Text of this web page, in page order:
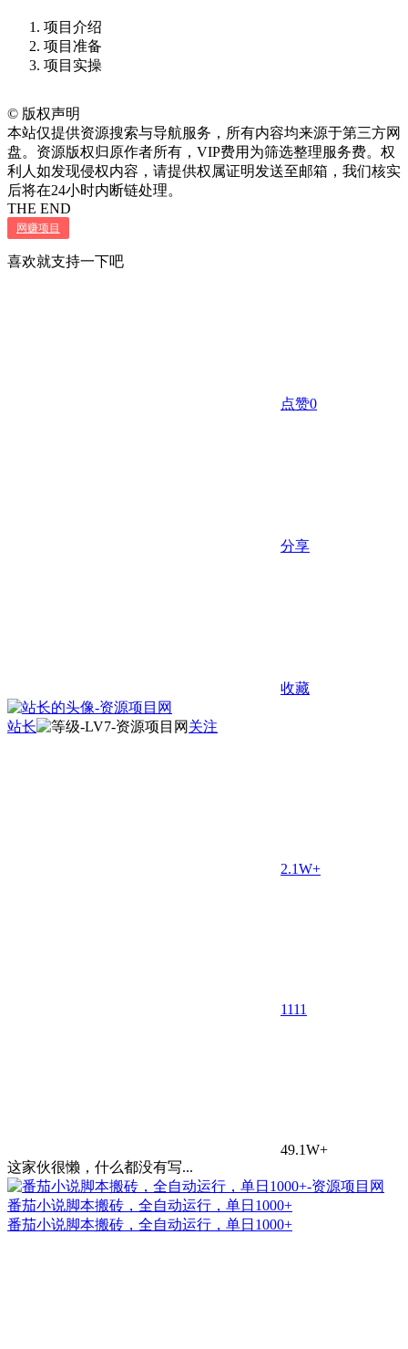
项目介绍
项目准备
项目实操
© 版权声明
本站仅提供资源搜索与导航服务，所有内容均来源于第三方网
盘。资源版权归原作者所有，VIP费用为筛选整理服务费。权
利人如发现侵权内容，请提供权属证明发送至邮箱，我们核实
后将在24小时内断链处理。
THE END
网赚项目
喜欢就支持一下吧
点赞0
分享
收藏
站长 关注
2.1W+
1111
49.1W+
这家伙很懒，什么都没有写...
番茄小说脚本搬砖，全自动运行，单日1000+
番茄小说脚本搬砖，全自动运行，单日1000+